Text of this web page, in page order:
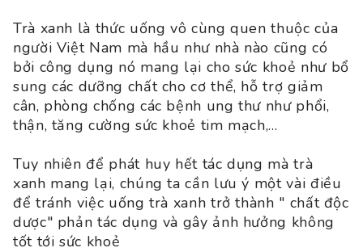
Trà xanh là thức uống vô cùng quen thuộc của
người Việt Nam mà hầu như nhà nào cũng có
bởi công dụng nó mang lại cho sức khoẻ như bổ
sung các dưỡng chất cho cơ thể, hỗ trợ giảm
cân, phòng chống các bệnh ung thư như phổi,
thận, tăng cường sức khoẻ tim mạch,...
Tuy nhiên để phát huy hết tác dụng mà trà
xanh mang lại, chúng ta cần lưu ý một vài điều
để tránh việc uống trà xanh trở thành " chất độc
dược" phản tác dụng và gây ảnh hưởng không
tốt tới sức khoẻ